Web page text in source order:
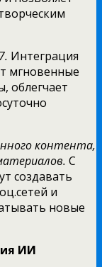
Интеграция
мгновенные
облегчает
контента,
С
создавать
и
новые
ИИ